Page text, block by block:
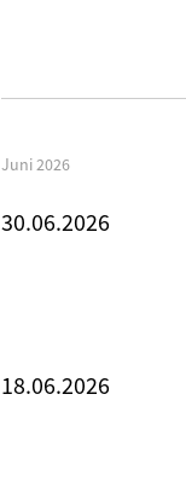
Juni 2026
30.06.2026
18.06.2026